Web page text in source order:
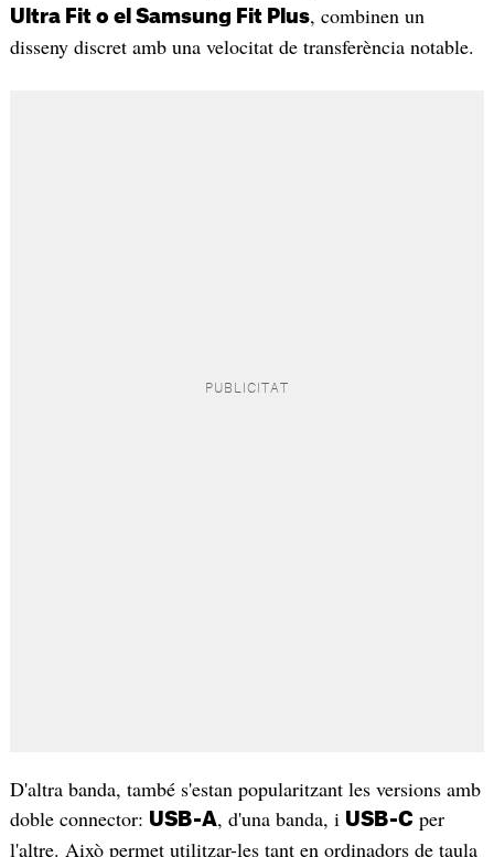
Ultra Fit o el Samsung Fit Plus, combinen un
disseny discret amb una velocitat de transferència notable.
D'altra banda, també s'estan popularitzant les versions amb
doble connector: USB-A, d'una banda, i USB-C per
l'altre. Això permet utilitzar-les tant en ordinadors de taula